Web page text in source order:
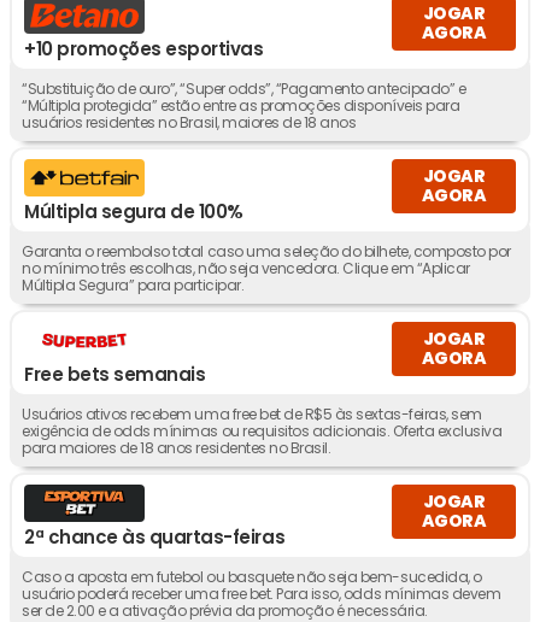
+10 promoções esportivas
JOGAR
AGORA
“Substituição de ouro”, “Super odds”, “Pagamento antecipado” e
“Múltipla protegida” estão entre as promoções disponíveis para
usuários residentes no Brasil, maiores de 18 anos
Múltipla segura de 100%
JOGAR
AGORA
Garanta o reembolso total caso uma seleção do bilhete, composto por
no mínimo três escolhas, não seja vencedora. Clique em “Aplicar
Múltipla Segura” para participar.
Free bets semanais
JOGAR
AGORA
Usuários ativos recebem uma free bet de R$5 às sextas-feiras, sem
exigência de odds mínimas ou requisitos adicionais. Oferta exclusiva
para maiores de 18 anos residentes no Brasil.
2ª chance às quartas-feiras
JOGAR
AGORA
Caso a aposta em futebol ou basquete não seja bem-sucedida, o
usuário poderá receber uma free bet. Para isso, odds mínimas devem
ser de 2.00 e a ativação prévia da promoção é necessária.